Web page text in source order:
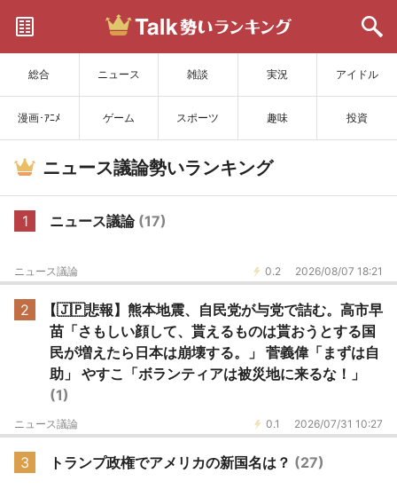
総合 ニュース 雑談 実況 アイドル
漫画･ｱﾆﾒ ゲーム スポーツ 趣味 投資
サイトを更新
ニュース議論勢いランキング
1 ニュース議論 (17)
0.2 2026/08/07 18:21
ニュース議論
2
【🇯🇵悲報】熊本地震、自民党が与党で詰む。高市早
苗「さもしい顔して、貰えるものは貰おうとする国
民が増えたら日本は崩壊する。」 菅義偉「まずは自
助」 やすこ「ボランティアは被災地に来るな！」
(1)
0.1 2026/07/31 10:27
ニュース議論
3 トランプ政権でアメリカの新国名は？ (27)